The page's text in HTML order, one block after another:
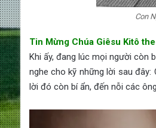
Con
Tin Mừng Chúa Giêsu Kitô
Khi ấy, đang lúc mọi người còn
nghe cho kỹ những lời sau
lời đó còn bí ẩn, đến nỗi các